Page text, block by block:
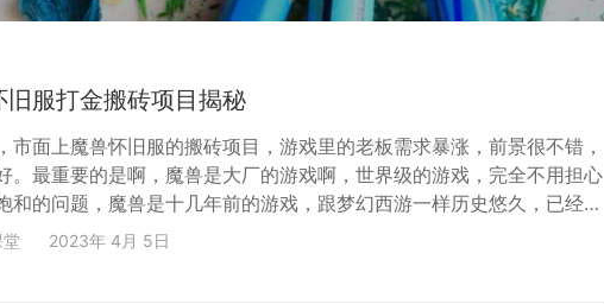
旧服打金搬砖项目揭秘
市面上魔兽怀旧服的搬砖项目，游戏里的老板需求暴涨，前景很不错，
。最重要的是啊，魔兽是大厂的游戏啊，世界级的游戏，完全不用担心
和的问题，魔兽是十几年前的游戏，跟梦幻西游一样历史悠久，已经运
年了，学会了适合长期养老搬砖。就目前的行情来看啊，有电脑的情况
堂 2023年 4月 5日